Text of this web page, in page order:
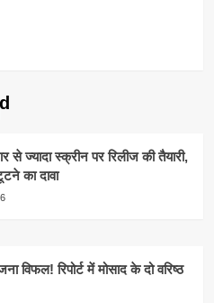
से ज्यादा स्क्रीन पर रिलीज की तैयारी,
का दावा
विफल! रिपोर्ट में मोसाद के दो वरिष्ठ